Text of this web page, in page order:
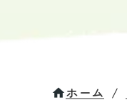
homeホーム /